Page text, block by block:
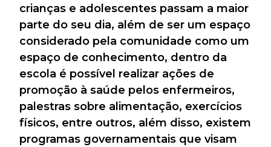
crianças e adolescentes passam a maior
parte do seu dia, além de ser um espaço
considerado pela comunidade como um
espaço de conhecimento, dentro da
escola é possível realizar ações de
promoção à saúde pelos enfermeiros,
palestras sobre alimentação, exercícios
físicos, entre outros, além disso, existem
programas governamentais que visam